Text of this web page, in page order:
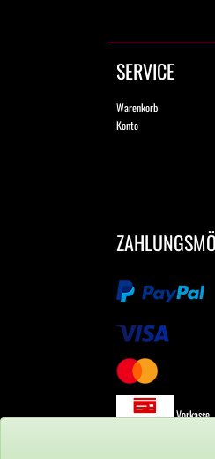
SERVICE
Warenkorb
Konto
Vorkasse